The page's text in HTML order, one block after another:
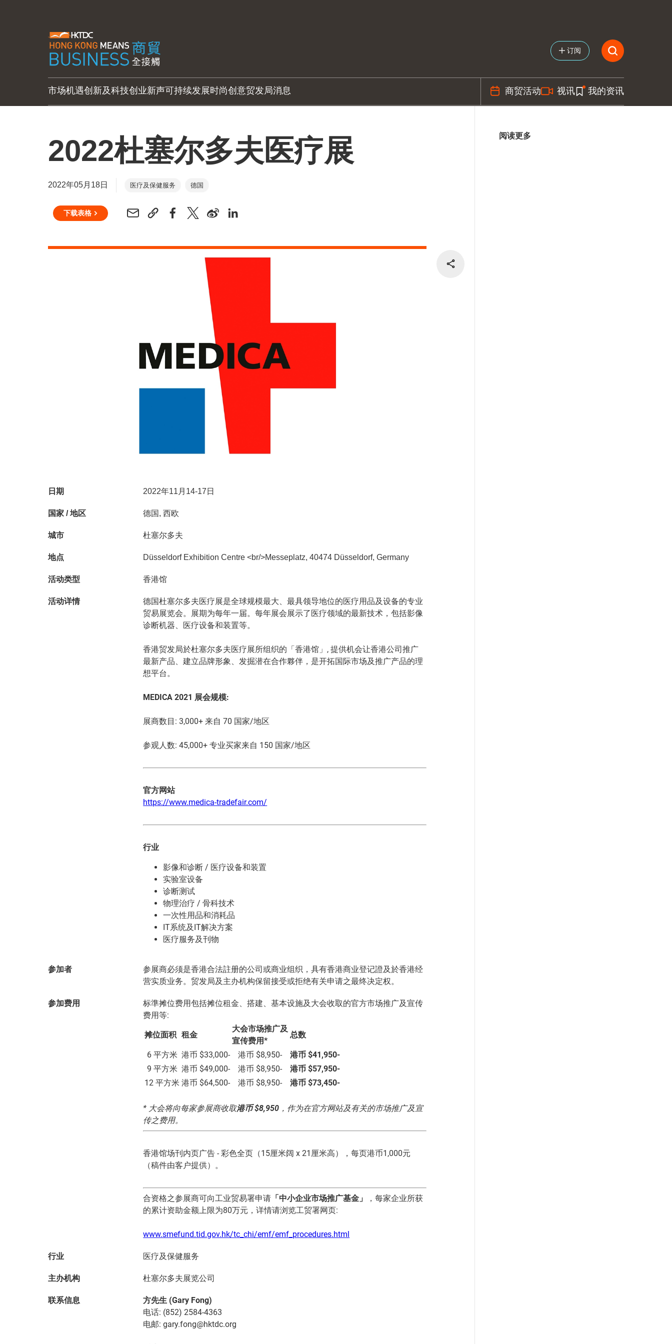
订阅
市场机遇创新及科技创业新声可持续发展时尚创意贸发局消息 商贸活动 视讯 我的资讯
2022杜塞尔多夫医疗展
2022年05月18日 医疗及保健服务 德国
下载表格
日期 2022年11月14-17日
国家 / 地区 德国, 西欧
城市 杜塞尔多夫
地点 Düsseldorf Exhibition Centre <br/>Messeplatz, 40474 Düsseldorf, Germany
活动类型 香港馆
活动详情
德国杜塞尔多夫医疗展是全球规模最大、最具领导地位的医疗用品及设备的专业
贸易展览会。展期为每年一届。每年展会展示了医疗领域的最新技术，包括影像
诊断机器、医疗设备和装置等。
香港贸发局於杜塞尔多夫医疗展所组织的「香港馆」, 提供机会让香港公司推广
最新产品、建立品牌形象、发掘潜在合作夥伴，是开拓国际市场及推广产品的理
想平台。
MEDICA 2021 展会规模:
展商数目: 3,000+ 来自 70 国家/地区
参观人数: 45,000+ 专业买家来自 150 国家/地区
官方网站
https://www.medica-tradefair.com/
行业
影像和诊断 / 医疗设备和装置
实验室设备
诊断测试
物理治疗 / 骨科技术
一次性用品和消耗品
IT系统及IT解决方案
医疗服务及刊物
参加者
参展商必须是香港合法註册的公司或商业组织，具有香港商业登记證及於香港经
营实质业务。贸发局及主办机构保留接受或拒绝有关申请之最终决定权。
参加费用
标準摊位费用包括摊位租金、搭建、基本设施及大会收取的官方市场推广及宣传
费用等:
摊位面积 租金
大会市场推广及
宣传费用*
总数
6 平方米 港币 $33,000- 港币 $8,950-
港币 $41,950-
9 平方米 港币 $49,000- 港币 $8,950-
港币 $57,950-
12 平方米 港币 $64,500- 港币 $8,950- 港币 $73,450-
* 大会将向每家参展商收取港币 $8,950 ，作为在官方网站及有关的市场推广及宣
传之费用。
香港馆场刊内页广告 - 彩色全页（15厘米阔 x 21厘米高），每页港币1,000元
（稿件由客户提供）。
合资格之参展商可向工业贸易署申请 「中小企业市场推广基金」
，每家企业所获
的累计资助金额上限为80万元，详情请浏览工贸署网页:
www.smefund.tid.gov.hk/tc_chi/emf/emf_procedures.html
行业 医疗及保健服务
主办机构 杜塞尔多夫展览公司
联系信息
方先生 (Gary Fong)
电话: (852) 2584-4363
电邮: gary.fong@hktdc.org
阅读更多